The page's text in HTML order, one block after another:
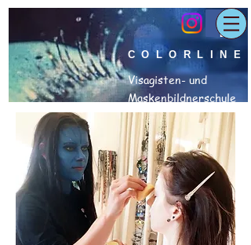
COLORLINE
Visagisten- und
Maskenbildnerschule